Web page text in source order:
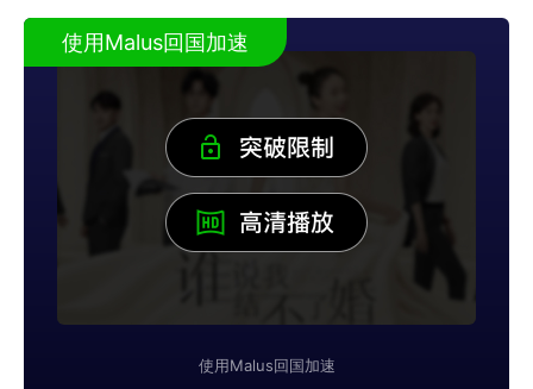
使用Malus回国加速
使用Malus回国加速